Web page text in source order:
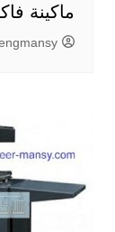
ماكينة